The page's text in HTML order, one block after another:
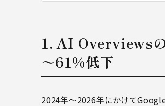
1. AI Overviews
～61%低下
2024年～2026年にかけて